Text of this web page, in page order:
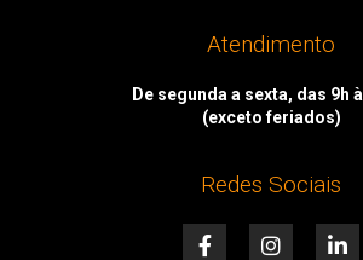
Atendimento
De segunda a sexta, das 9h
(exceto feriados)
Redes Sociais
F
a
I
n
i